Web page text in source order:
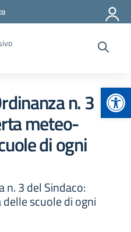
n. 3
meteo-
di ogni
n. 3 del Sindaco:
scuole di ogni